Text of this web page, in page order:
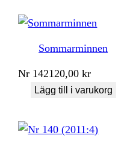
Sommarminnen
Nr 142120,00kr
Lägg till i varukorg